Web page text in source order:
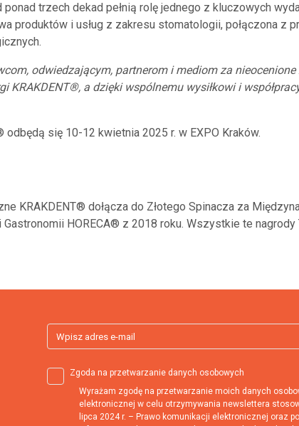
trzech dekad pełnią rolę jednego z kluczowych
produktów i usług z zakresu stomatologii, połączona
odwiedzającym, partnerom i mediom za
KRAKDENT®, a dzięki wspólnemu wysiłkowi i
się 10-12 kwietnia 2025 r. w EXPO Kraków.
KRAKDENT® dołącza do Złotego Spinacza za
HORECA® z 2018 roku. Wszystkie te
Zgoda na przetwarzanie danych osobowych
Wyrażam zgodę na przetwarzanie moich danych
elektronicznej w celu otrzymywania newslettera
lipca 2024 r. – Prawo komunikacji elektronicznej oraz